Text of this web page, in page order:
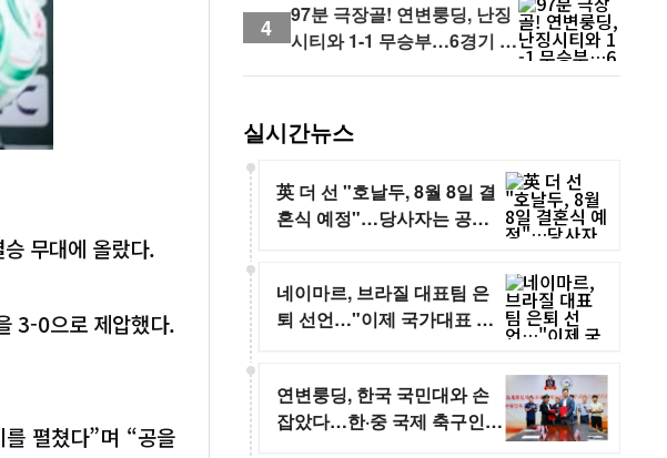
무대에 올랐다.
3-0으로 제압했다.
펼쳤다”며 “공을
4
97분 극장골! 연변룽딩, 난징
시티와 1-1 무승부…6경기 연
실시간뉴스
英 더 선 "호날두, 8월 8일 결
혼식 예정"…당사자는 공식
네이마르, 브라질 대표팀 은
퇴 선언…"이제 국가대표 유
연변룽딩, 한국 국민대와 손
잡았다…한·중 국제 축구인재